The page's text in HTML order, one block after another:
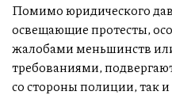
Помимо юридического
освещающие протесты,
жалобами меньшинств
требованиями,
со стороны полиции, так